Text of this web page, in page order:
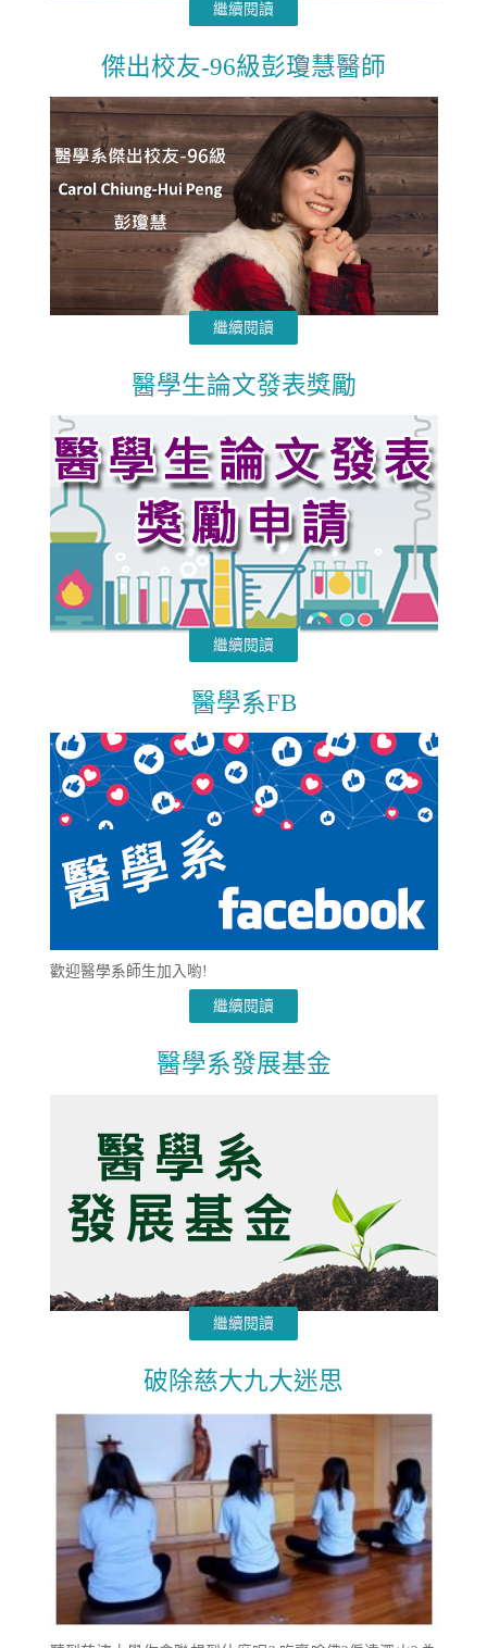
繼續閱讀
傑出校友-96級彭瓊慧醫師
繼續閱讀
醫學生論文發表獎勵
繼續閱讀
醫學系FB
歡迎醫學系師生加入喲!
繼續閱讀
醫學系發展基金
繼續閱讀
破除慈大九大迷思